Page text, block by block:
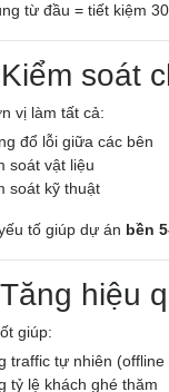
từ đầu = tiết kiệm
soát
vị làm tất cả:
đổ lỗi giữa các bên
soát vật liệu
soát kỹ thuật
tố giúp dự án bền
hiệu
giúp:
traffic tự nhiên
tỷ lệ khách ghé thăm